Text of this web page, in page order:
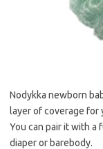
Nodykka newborn
layer of coverage for
You can pair it with
diaper or barebody.